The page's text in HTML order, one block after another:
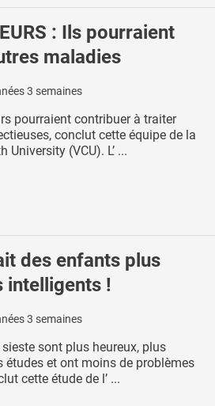
: Ils pourraient
maladies
3 semaines
pourraient contribuer à traiter
conclut cette équipe de la
(VCU). L’ ...
des enfants plus
intelligents !
3 semaines
sont plus heureux, plus
études et ont moins de problèmes
cette étude de l’ ...